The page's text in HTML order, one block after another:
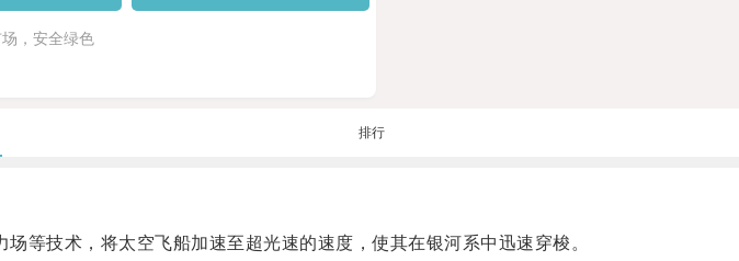
，安全绿色
排行
技术，将太空飞船加速至超光速的速度，使其在银河系中迅速穿梭。